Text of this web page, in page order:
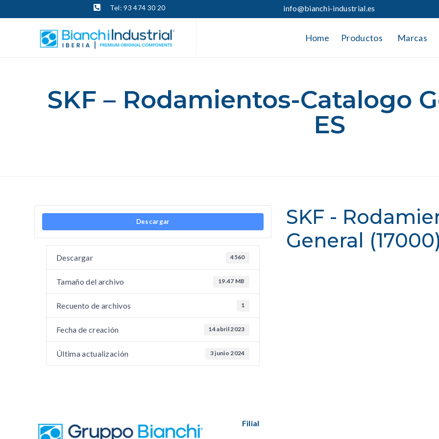
Tel: 93 474 30 20 info@bianchi-industrial.es
Home Productos Marcas
SKF – Rodamientos-Catalogo
ES
Descargar
Descargar 4560
Tamaño del archivo 19.47 MB
Recuento de archivos 1
Fecha de creación 14 abril 2023
Última actualización 3 junio 2024
SKF -
General
Filial